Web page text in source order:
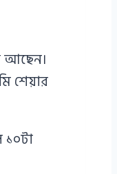
আছেন।
শেয়ার